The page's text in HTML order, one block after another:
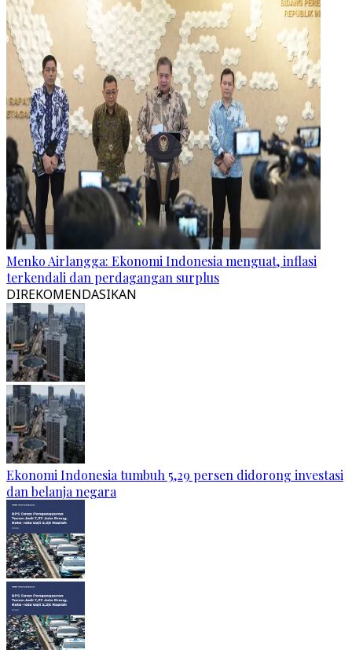
Menko Airlangga: Ekonomi Indonesia menguat, inflasi
terkendali dan perdagangan surplus
DIREKOMENDASIKAN
Ekonomi Indonesia tumbuh 5,29 persen didorong investasi
dan belanja negara